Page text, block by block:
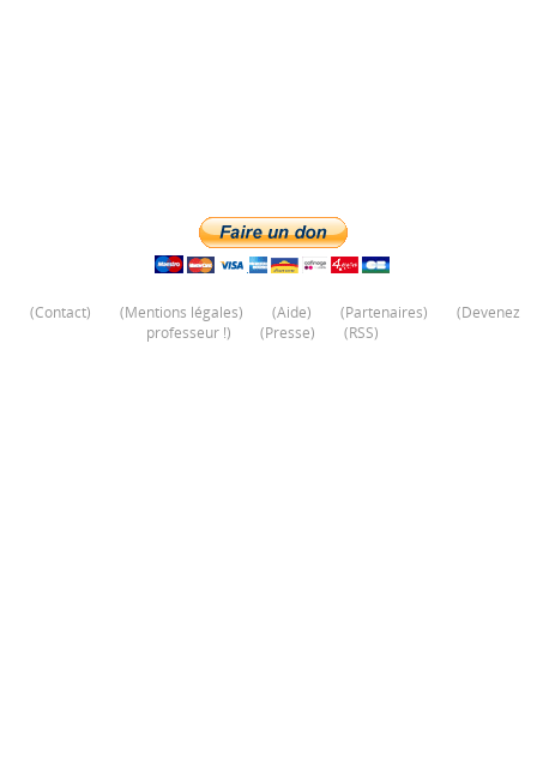
(Contact) (Mentions légales) (Aide) (Partenaires) (Devenez
professeur !) (Presse) (RSS)